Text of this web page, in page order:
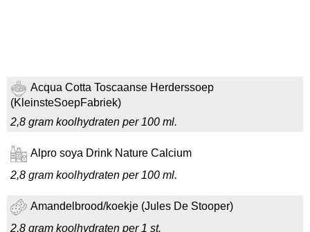
Acqua Cotta Toscaanse Herderssoep
(KleinsteSoepFabriek)
2,8 gram koolhydraten per 100 ml.
Alpro soya Drink Nature Calcium
2,8 gram koolhydraten per 100 ml.
Amandelbrood/koekje (Jules De Stooper)
2,8 gram koolhydraten per 1 st.